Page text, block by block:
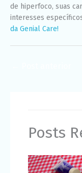
de hiperfoco, suas
interesses
da Genial Care!
Posts